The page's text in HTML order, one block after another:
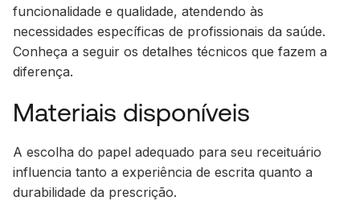
funcionalidade e qualidade, atendendo às
necessidades específicas de profissionais da saúde.
Conheça a seguir os detalhes técnicos que fazem a
diferença.
Materiais disponíveis
A escolha do papel adequado para seu receituário
influencia tanto a experiência de escrita quanto a
durabilidade da prescrição.